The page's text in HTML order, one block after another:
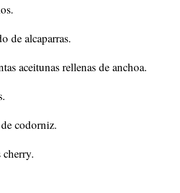
de alcaparras.
aceitunas rellenas de anchoa.
codorniz.
cherry.